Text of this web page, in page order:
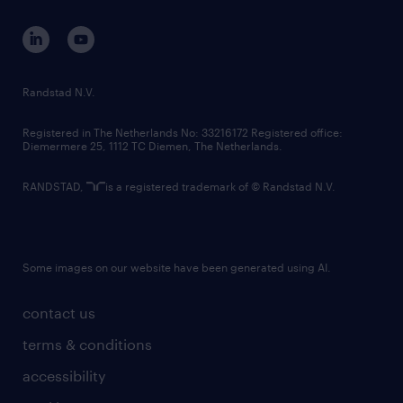
corporate governance
randstad innovation fund
country websites
contact us
terms & conditions
accessibility
Randstad N.V.
Registered in The Netherlands No: 33216172 Registered office:
Diemermere 25, 1112 TC Diemen, The Netherlands.
RANDSTAD, is a registered trademark of © Randstad N.V.
Some images on our website have been generated using AI.